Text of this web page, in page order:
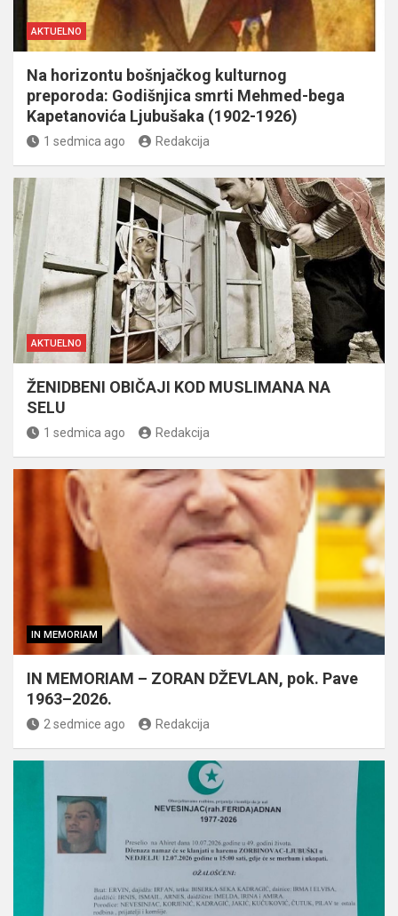
AKTUELNO
Na horizontu bošnjačkog kulturnog
preporoda: Godišnjica smrti Mehmed-bega
Kapetanovića Ljubušaka (1902-1926)
1 sedmica ago Redakcija
AKTUELNO
ŽENIDBENI OBIČAJI KOD MUSLIMANA NA
SELU
1 sedmica ago Redakcija
IN MEMORIAM
IN MEMORIAM – ZORAN DŽEVLAN, pok. Pave
1963–2026.
2 sedmice ago Redakcija